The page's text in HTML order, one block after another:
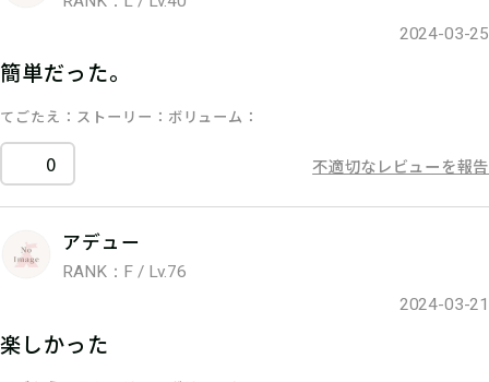
2024-03-25
簡単だった。
てごたえ ストーリー ボリューム
0 不適切なレビューを報告
アデュー
RANK：F / Lv.76
2024-03-21
楽しかった